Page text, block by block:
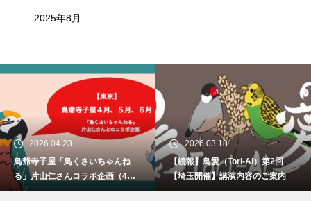
2025年8月
2026.04.23
鳥爺寺子屋「鳥くさいちゃんね
る」片山仁さんコラボ企画（4月2
9日、5月30日、6月21日）開催
2026.03.18
【続報】鳥愛（Tori-Ai）第2回
【埼玉開催】講演内容のご案内